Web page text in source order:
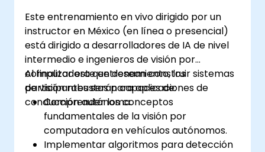
riesgos para los desafíos de seguridad de
los vehículos autónomos.
Este entrenamiento en vivo dirigido por un
instructor en México (en línea o presencial)
está dirigido a desarrolladores de IA de nivel
intermedio e ingenieros de visión por
computadora que desean construir sistemas
de visión robustos para aplicaciones de
conducción autónoma.
Al finalizar este entrenamiento, los
participantes serán capaces de:
Comprender los conceptos
fundamentales de la visión por
computadora en vehículos autónomos.
Implementar algoritmos para detección